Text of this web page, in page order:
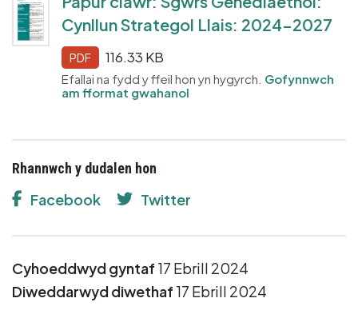
Cynllun Strategol Llais: 2024-2027
PDF 116.33 KB
Efallai na fydd y ffeil hon yn hygyrch. Gofynnwch
am fformat gwahanol
Rhannwch y dudalen hon
Facebook Twitter
Cyhoeddwyd gyntaf 17 Ebrill 2024
Diweddarwyd diwethaf 17 Ebrill 2024